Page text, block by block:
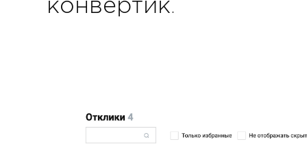
конвертик.